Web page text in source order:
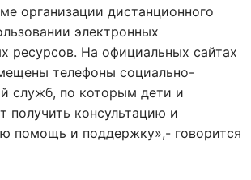
организации дистанционного
электронных
ресурсов. На официальных сайтах
телефоны социально-
служб, по которым дети и
получить консультацию и
помощь и поддержку»,- говорится